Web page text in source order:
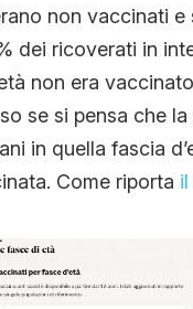
non vaccinati e
dei ricoverati in
non era
se si pensa che
in quella fascia
Come riporta